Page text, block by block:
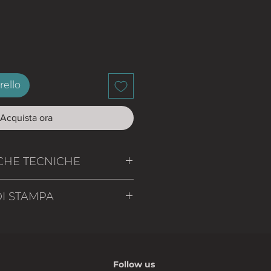
Acquista ora
TECNICHE
superficiale
STAMPA
Follow us